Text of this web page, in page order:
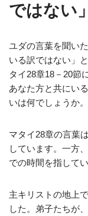
ではない
ユダの言葉を聞い
いる訳ではない」
タイ28章18－20節
あなた方と共にい
いは何でしょうか。
マタイ28章の言葉
しています。一方
での時間を指してい
主キリストの地上
した。弟子たちが